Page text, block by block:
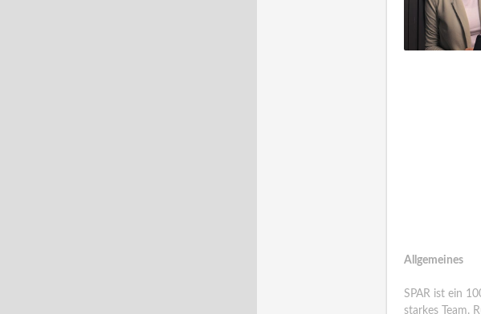
Allgemeines
SPAR ist ein
starkes Team.